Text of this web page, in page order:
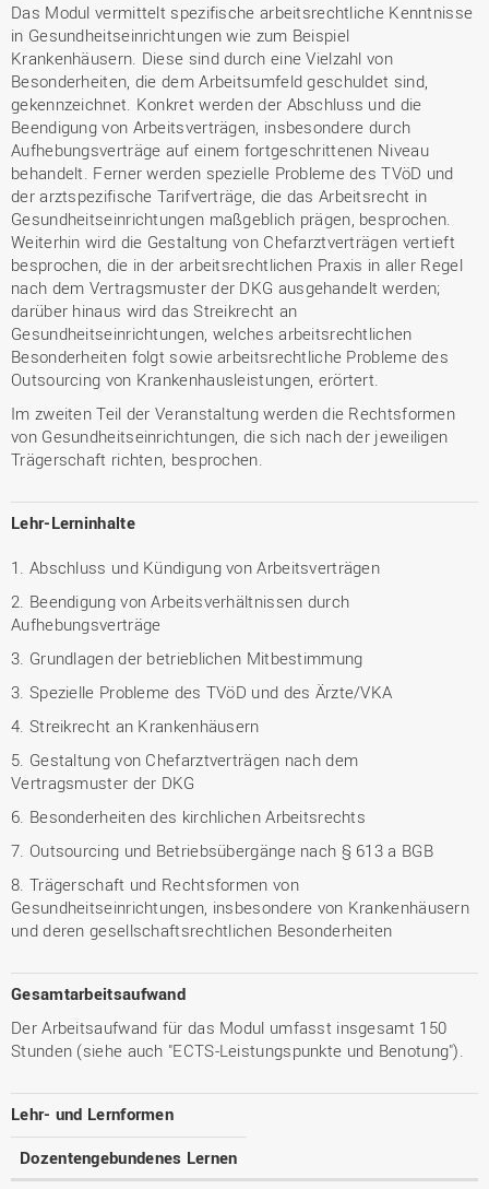
Das Modul vermittelt spezifische arbeitsrechtliche Kenntnisse
in Gesundheitseinrichtungen wie zum Beispiel
Krankenhäusern. Diese sind durch eine Vielzahl von
Besonderheiten, die dem Arbeitsumfeld geschuldet sind,
gekennzeichnet. Konkret werden der Abschluss und die
Beendigung von Arbeitsverträgen, insbesondere durch
Aufhebungsverträge auf einem fortgeschrittenen Niveau
behandelt. Ferner werden spezielle Probleme des TVöD und
der arztspezifische Tarifverträge, die das Arbeitsrecht in
Gesundheitseinrichtungen maßgeblich prägen, besprochen.
Weiterhin wird die Gestaltung von Chefarztverträgen vertieft
besprochen, die in der arbeitsrechtlichen Praxis in aller Regel
nach dem Vertragsmuster der DKG ausgehandelt werden;
darüber hinaus wird das Streikrecht an
Gesundheitseinrichtungen, welches arbeitsrechtlichen
Besonderheiten folgt sowie arbeitsrechtliche Probleme des
Outsourcing von Krankenhausleistungen, erörtert.
Im zweiten Teil der Veranstaltung werden die Rechtsformen
von Gesundheitseinrichtungen, die sich nach der jeweiligen
Trägerschaft richten, besprochen.
Lehr-Lerninhalte
1. Abschluss und Kündigung von Arbeitsverträgen
2. Beendigung von Arbeitsverhältnissen durch
Aufhebungsverträge
3. Grundlagen der betrieblichen Mitbestimmung
3. Spezielle Probleme des TVöD und des Ärzte/VKA
4. Streikrecht an Krankenhäusern
5. Gestaltung von Chefarztverträgen nach dem
Vertragsmuster der DKG
6. Besonderheiten des kirchlichen Arbeitsrechts
7. Outsourcing und Betriebsübergänge nach § 613 a BGB
8. Trägerschaft und Rechtsformen von
Gesundheitseinrichtungen, insbesondere von Krankenhäusern
und deren gesellschaftsrechtlichen Besonderheiten
Gesamtarbeitsaufwand
Der Arbeitsaufwand für das Modul umfasst insgesamt 150
Stunden (siehe auch "ECTS-Leistungspunkte und Benotung").
Lehr- und Lernformen
Dozentengebundenes Lernen